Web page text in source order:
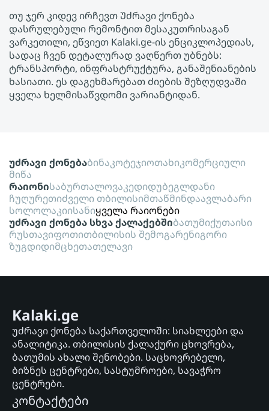
თუ ჯერ კიდევ ირჩევთ Უძრავი ქონება
დასრულებული რემონტით მესაკუთრისაგან
ვარკეთილი, ეწვიეთ Kalaki.ge-ის ენციკლოპედიას,
სადაც ჩვენ დეტალურად ვაღწერთ უბნებს:
ტრანსპორტი, ინფრასტრუქტურა, განაშენიანების
ხასიათი. ეს დაგეხმარებათ ძიების შეზღუდვაში
ყველა ხელმისაწვდომი ვარიანტიდან.
უძრავი ქონებაბინაკოტეჯიოთახიკომერციული
მიწა
რაიონისაბურთალოვაკედიდუბეგლდანი
ჩუღურეთიძველი თბილისიმთაწმინდაავლაბარი
სოლოლაკიისანიყველა რაიონები
უძრავი ქონება სხვა ქალაქებშიბათუმიქუთაისი
რუსთავიფოთითბილისის შემოგარენიგორი
ზუგდიდიმცხეთათელავი
Kalaki.ge
უძრავი ქონება საქართველოში: სიახლეები და
ანალიტიკა. თბილისის ქალაქური ცხოვრება,
ბათუმის ახალი შენობები. საცხოვრებელი,
ბიზნეს ცენტრები, სასტუმროები, სავაჭრო
ცენტრები.
კონტაქტები